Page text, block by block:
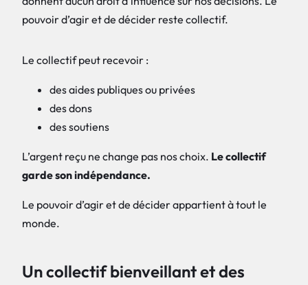
Le collectif peut recevoir :
des aides publiques ou privées
des dons
des soutiens
L’argent reçu ne change pas nos choix. Le collectif
garde son indépendance.
Le pouvoir d’agir et de décider appartient à tout le
monde.
Un collectif bienveillant et des